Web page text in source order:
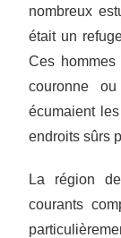
nombreux
était un
Ces hommes
couronne
écumaient
endroits sûrs
La région
courants